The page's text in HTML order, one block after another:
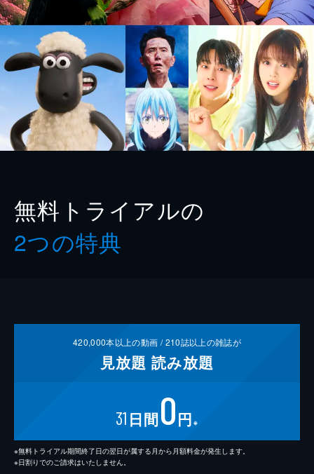
無料トライアルの
2つの特典
420,000本以上の動画 /210誌以上の雑誌が
見放題 読み放題
31 日間0円 ※
※無料トライアル期間終了日の翌日が属する月から月額料金が発生します。
※日割りでのご請求はいたしません。